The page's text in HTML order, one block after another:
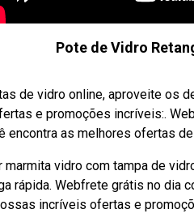
Pote de Vidro
de vidro online, aproveite os
e promoções incríveis:.
encontra as melhores ofertas
marmita vidro com tampa de
rápida. Webfrete grátis no dia
incríveis ofertas e